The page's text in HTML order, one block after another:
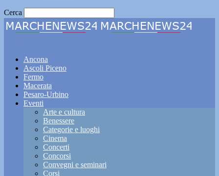
Cerca
Ancona
Ascoli Piceno
Fermo
Macerata
Pesaro-Urbino
Eventi
Arte e cultura
Benessere
Categorie e luoghi
Cinema
Concerti
Concorsi
Convegni e seminari
Corsi